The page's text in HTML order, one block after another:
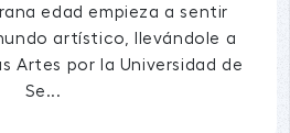
edad empieza a sentir
artístico, llevándole a
Artes por la Universidad de
Se...